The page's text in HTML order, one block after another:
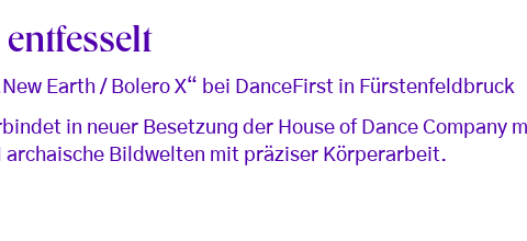
Earth / Bolero X“ bei DanceFirst in Fürstenfeldbruck
in neuer Besetzung der House of Dance Company
archaische Bildwelten mit präziser Körperarbeit.